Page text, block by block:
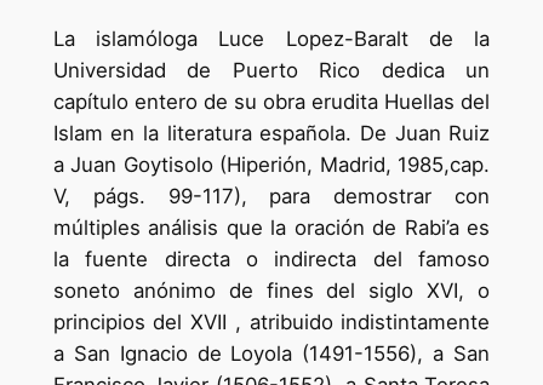
La islamóloga Luce Lopez-Baralt de la
Universidad de Puerto Rico dedica un
capítulo entero de su obra erudita Huellas del
Islam en la literatura española. De Juan Ruiz
a Juan Goytisolo (Hiperión, Madrid, 1985,cap.
V, págs. 99-117), para demostrar con
múltiples análisis que la oración de Rabi’a es
la fuente directa o indirecta del famoso
soneto anónimo de fines del siglo XVI, o
principios del XVII , atribuido indistintamente
a San Ignacio de Loyola (1491-1556), a San